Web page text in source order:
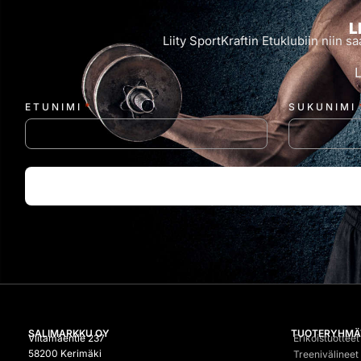
Liity SportKraftin Etuklubiin niin
ETUNIMI * SUKUNIMI
SALIMARKKU OY
Viitamäentie 237
58200 Kerimäki
Erikoistuotteet
Treenivälineet